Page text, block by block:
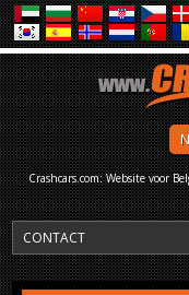
Crashcars.com: Website voor